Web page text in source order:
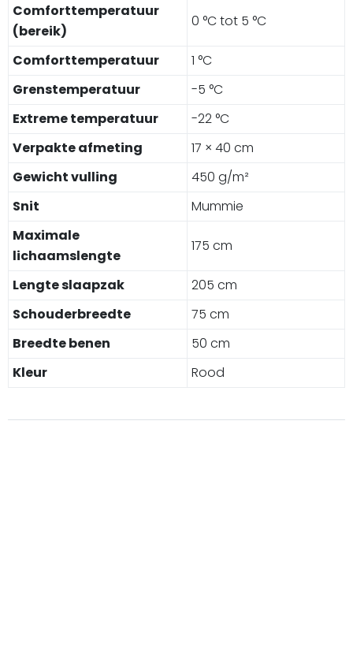
Comforttemperatuur
(bereik)
0 °C tot 5 °C
Comforttemperatuur
1 °C
Grenstemperatuur
-5 °C
Extreme temperatuur
-22 °C
Verpakte afmeting
17 × 40 cm
Gewicht vulling
450 g/m²
Snit
Mummie
Maximale
lichaamslengte
175 cm
Lengte slaapzak
205 cm
Schouderbreedte
75 cm
Breedte benen
50 cm
Kleur
Rood